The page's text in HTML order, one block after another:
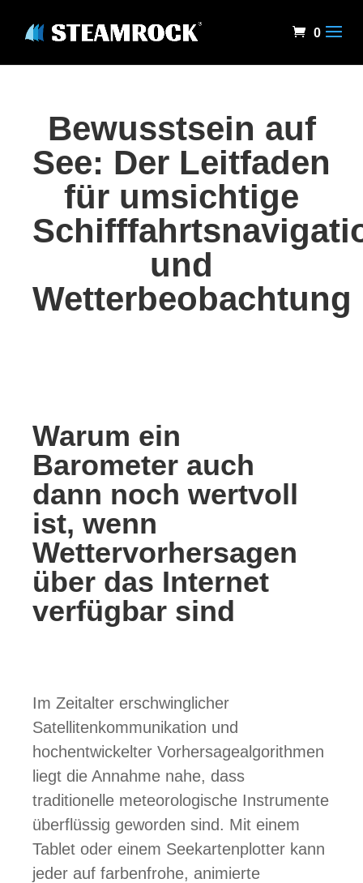
0
Bewusstsein auf
See: Der Leitfaden
für umsichtige
und
Wetterbeobachtung
Warum ein
Barometer auch
dann noch wertvoll
ist, wenn
Wettervorhersagen
über das Internet
verfügbar sind
Im Zeitalter erschwinglicher
Satellitenkommunikation und
hochentwickelter Vorhersagealgorithmen
liegt die Annahme nahe, dass
traditionelle meteorologische Instrumente
überflüssig geworden sind. Mit einem
Tablet oder einem Seekartenplotter kann
jeder auf farbenfrohe, animierte